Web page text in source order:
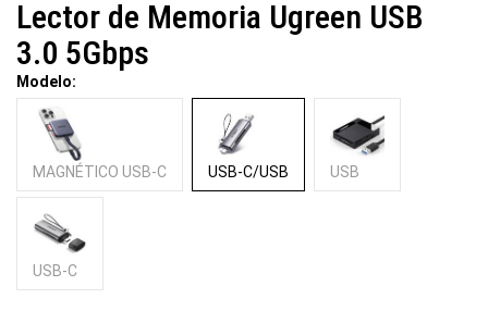
Lector de Memoria Ugreen USB
3.0 5Gbps
Modelo:
MAGNÉTICO USB-C USB-C/USB USB
USB-C